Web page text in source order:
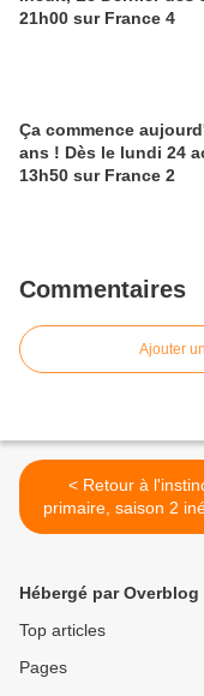
21h00 sur France 4
Ça commence
ans ! Dès le lundi 24
13h50 sur France 2
Commentaires
Ajouter
< Retour à l'instinct
primaire, saison 2
dès le samedi 05/10/
Hébergé par Overblog
Top articles
Pages